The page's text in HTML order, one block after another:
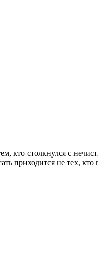
кто столкнулся с
приходится не тех,